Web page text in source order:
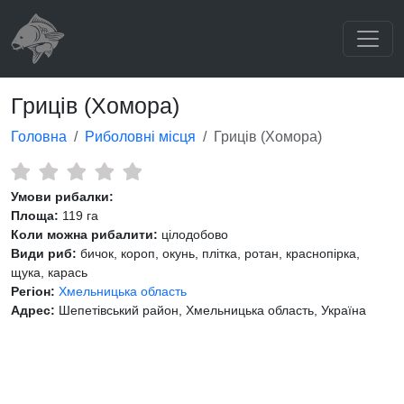
Гриців (Хомора)
Головна Риболовні місця Гриців (Хомора)
Умови рибалки:
Площа: 119 га
Коли можна рибалити: цілодобово
Види риб: бичок, короп, окунь, плітка, ротан, краснопірка,
щука, карась
Регіон: Хмельницька область
Адрес: Шепетівський район, Хмельницька область, Україна